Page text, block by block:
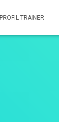
PROFIL TRAINER